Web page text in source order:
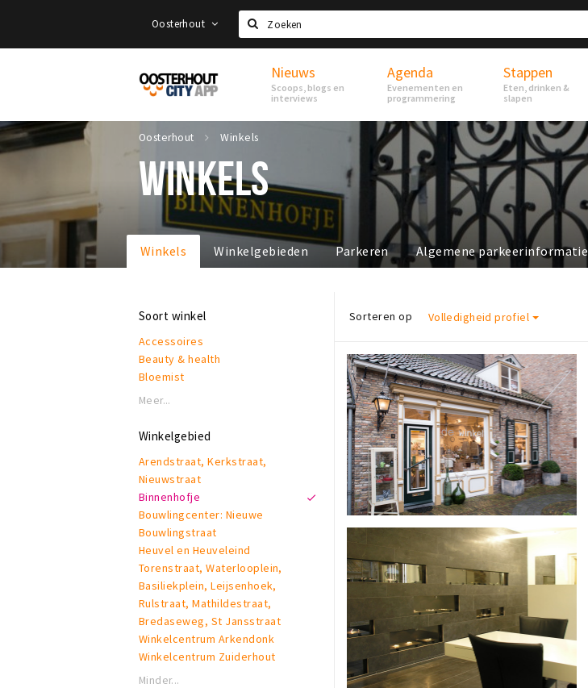
Oosterhout
Zoeken
Proef
Oosterhout
Nieuws
Scoops, blogs en
interviews
Agenda
Evenementen en
programmering
Stappen
Eten, drinken &
slapen
Oosterhout Winkels
WINKELS
Winkels Winkelgebieden Parkeren Algemene parkeerinformatie
Soort winkel
Accessoires
Beauty & health
Bloemist
Boeken, muziek & games
Cadeauartikelen
Creatief
Damesmode
Diversen
Doe het zelf
Electronica
Eten & drinken
Herenmode
Juwelier
Kappers & barbers
Kinderen
Kunst
Lifestyle
Lingerie
Reisbureau
Meer...
Winkelgebied
Arendstraat, Kerkstraat,
Nieuwstraat
Binnenhofje
Bouwlingcenter: Nieuwe
Bouwlingstraat
Heuvel en Heuveleind
Torenstraat, Waterlooplein,
Basiliekplein, Leijsenhoek,
Rulstraat, Mathildestraat,
Bredaseweg, St Jansstraat
Winkelcentrum Arkendonk
Winkelcentrum Zuiderhout
Minder...
Sorteren op Volledigheid profiel